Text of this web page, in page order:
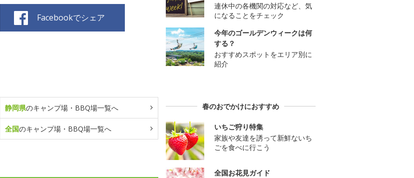
Facebookでシェア
静岡県のキャンプ場・BBQ場一覧へ
全国のキャンプ場・BBQ場一覧へ
連休中の各機関の対応など、気
になることをチェック
今年のゴールデンウィークは何
する？
おすすめスポットをエリア別に
紹介
春のおでかけにおすすめ
いちご狩り特集
家族や友達を誘って新鮮ないち
ごを食べに行こう
全国お花見ガイド